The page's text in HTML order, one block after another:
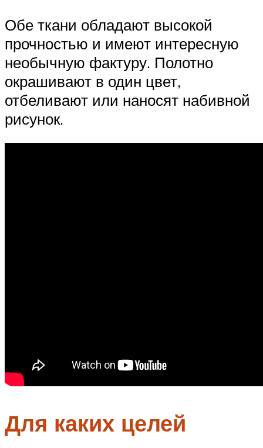
Обе ткани обладают высокой
прочностью и имеют интересную
необычную фактуру. Полотно
окрашивают в один цвет,
отбеливают или наносят набивной
рисунок.
Для каких целей